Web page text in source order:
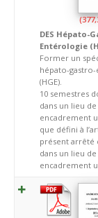
DES Hépato-
Entérologie
Former un
hépato-
(HGE).
10 semestres
dans un lieu
encadrement
que défini à
présent arrêté
dans un lieu de
encadrement